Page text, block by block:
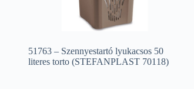
51763 – Szennyestartó lyukacsos 50
literes torto (STEFANPLAST 70118)